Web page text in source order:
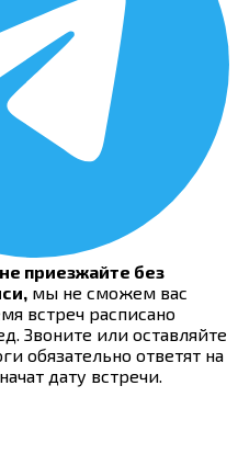
не приезжайте без
мы не сможем вас
встреч расписано
Звоните или оставляйте
обязательно ответят на
дату встречи.